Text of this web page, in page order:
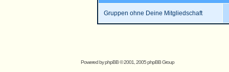
Gruppen ohne Deine Mitgliedschaft
Powered byphpBB© 2001, 2005 phpBB Group